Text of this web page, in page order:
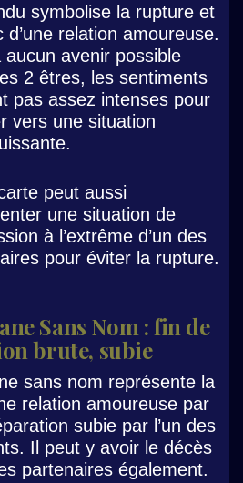
symbolise la rupture et
d’une relation amoureuse.
aucun avenir possible
2 êtres, les sentiments
pas assez intenses pour
vers une situation
peut aussi
une situation de
à l’extrême d’un des
pour éviter la rupture.
Sans Nom : fin de
brute, subie
sans nom représente la
relation amoureuse par
subie par l’un des
Il peut y avoir le décès
partenaires également.